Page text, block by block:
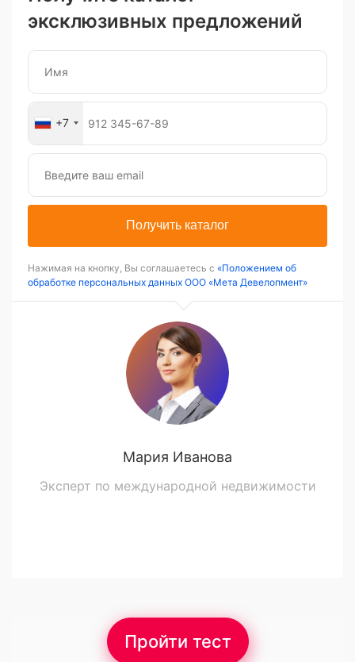
эксклюзивных предложений
+7
Получить каталог
Нажимая на кнопку, Вы соглашаетесь с «Положением об
обработке персональных данных ООО «Мета Девелопмент»
Мария Иванова
Эксперт по международной недвижимости
Пройти тест